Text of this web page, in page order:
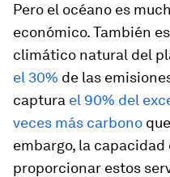
Pero el océano es
económico. También
climático natural del
el 30% de las
captura el 90% del
veces más carbono
embargo, la capacidad
proporcionar estos